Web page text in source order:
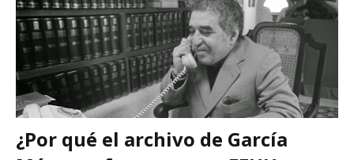
¿Por qué el archivo de García